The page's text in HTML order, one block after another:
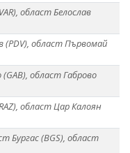
област Белослав
(PDV), област Първомай
област Габрово
област Цар Калоян
Бургас (BGS), област